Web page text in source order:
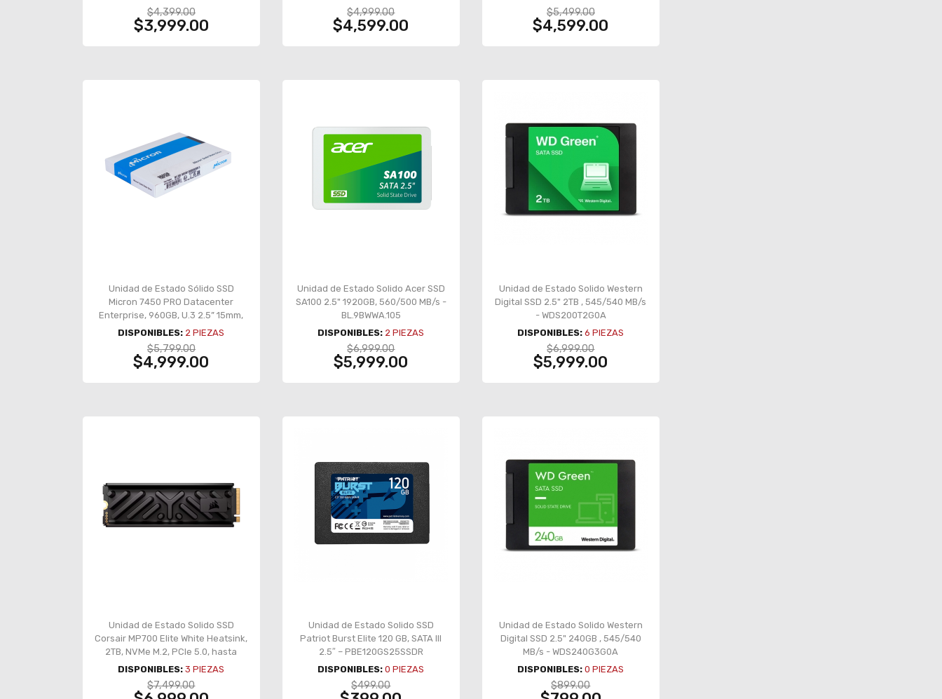
V9P1T0CW
$4,399.00
$3,999.00
CT1000T710SSD8
$4,999.00
$4,599.00
$5,499.00
$4,599.00
Unidad de Estado Sólido SSD
Micron 7450 PRO Datacenter
Enterprise, 960GB, U.3 2.5” 15mm,
PCIe 4.0 NVMe, 6800 MB/s lectura,
1400 MB/s escritura –
MTFDKCC960TFR-1BC1ZABYYR
DISPONIBLES: 2 PIEZAS
$5,799.00
$4,999.00
Unidad de Estado Solido Acer SSD
SA100 2.5" 1920GB, 560/500 MB/s -
BL.9BWWA.105
DISPONIBLES: 2 PIEZAS
$6,999.00
$5,999.00
Unidad de Estado Solido Western
Digital SSD 2.5" 2TB , 545/540 MB/s
- WDS200T2G0A
DISPONIBLES: 6 PIEZAS
$6,999.00
$5,999.00
Unidad de Estado Solido SSD
Corsair MP700 Elite White Heatsink,
2TB, NVMe M.2, PCIe 5.0, hasta
10000 MB/s lectura, disipador
incluido – CSSD-
F2000GBMP700EHS
DISPONIBLES: 3 PIEZAS
$7,499.00
Unidad de Estado Solido SSD
Patriot Burst Elite 120 GB, SATA III
2.5″ – PBE120GS25SSDR
DISPONIBLES: 0 PIEZAS
$499.00
Unidad de Estado Solido Western
Digital SSD 2.5" 240GB , 545/540
MB/s - WDS240G3G0A
DISPONIBLES: 0 PIEZAS
$899.00